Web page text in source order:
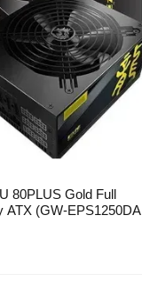
80PLUS Gold Full
ATX (GW-EPS1250DA